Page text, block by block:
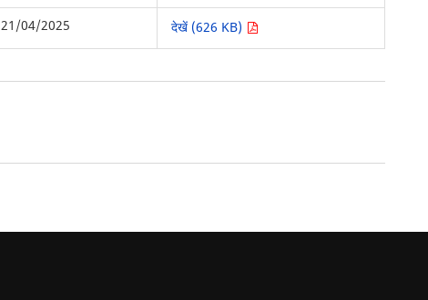
21/04/2025 देखें (626 KB)